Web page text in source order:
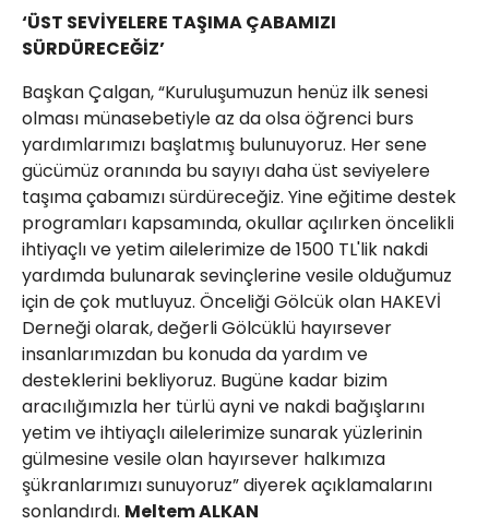
‘ÜST SEVİYELERE TAŞIMA ÇABAMIZI
SÜRDÜRECEĞİZ’
Başkan Çalgan, “Kuruluşumuzun henüz ilk senesi
olması münasebetiyle az da olsa öğrenci burs
yardımlarımızı başlatmış bulunuyoruz. Her sene
gücümüz oranında bu sayıyı daha üst seviyelere
taşıma çabamızı sürdüreceğiz. Yine eğitime destek
programları kapsamında, okullar açılırken öncelikli
ihtiyaçlı ve yetim ailelerimize de 1500 TL'lik nakdi
yardımda bulunarak sevinçlerine vesile olduğumuz
için de çok mutluyuz. Önceliği Gölcük olan HAKEVİ
Derneği olarak, değerli Gölcüklü hayırsever
insanlarımızdan bu konuda da yardım ve
desteklerini bekliyoruz. Bugüne kadar bizim
aracılığımızla her türlü ayni ve nakdi bağışlarını
yetim ve ihtiyaçlı ailelerimize sunarak yüzlerinin
gülmesine vesile olan hayırsever halkımıza
şükranlarımızı sunuyoruz” diyerek açıklamalarını
sonlandırdı. Meltem ALKAN